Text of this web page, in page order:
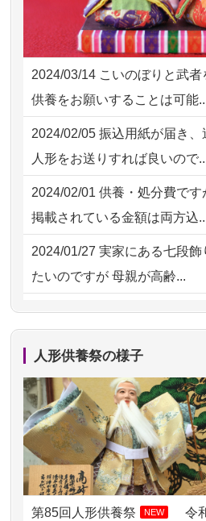
2026/08/01 17:10 東京都の方
2026/08/01 11:07 さいたの方
2026/07/31 17:28 栃木県の方
2026/07/31 12:32 東京都の方
2026/07/25供養の内容（料金
も丁寧に説...
2026/07/18 つい先日も利用
た。 手続...
2026/07/18 大切にしていた
してくださ...
2026/07/15 子供の頃から可
の雛人形で...
2026/07/15 お客様の声を読み
ただけそう...
2026/07/11思い出のある人形
したく、花...
2026/07/10家から近かったの
2026/07/08誰も住んでいない
ました。 ...
2024/03/14 こいのぼりと武
供養をお願いすることは可能
2024/02/05 振込用紙が届き
人形をお送りすれば良いので
2024/02/01 供養・処分費です
掲載されている金額は両方込
2024/01/27 実家にある七段飾
たいのですが 母親が高齢...
2024/01/13剥製の供養・処分
ですが？
2024/01/13お雛様のセットを
ですが、お雛様とお内裏様だ
2024/01/13供養申込みの後、
どうなってるのですか？
人形供養祭の様子
第85回人形供養祭 NEW 令